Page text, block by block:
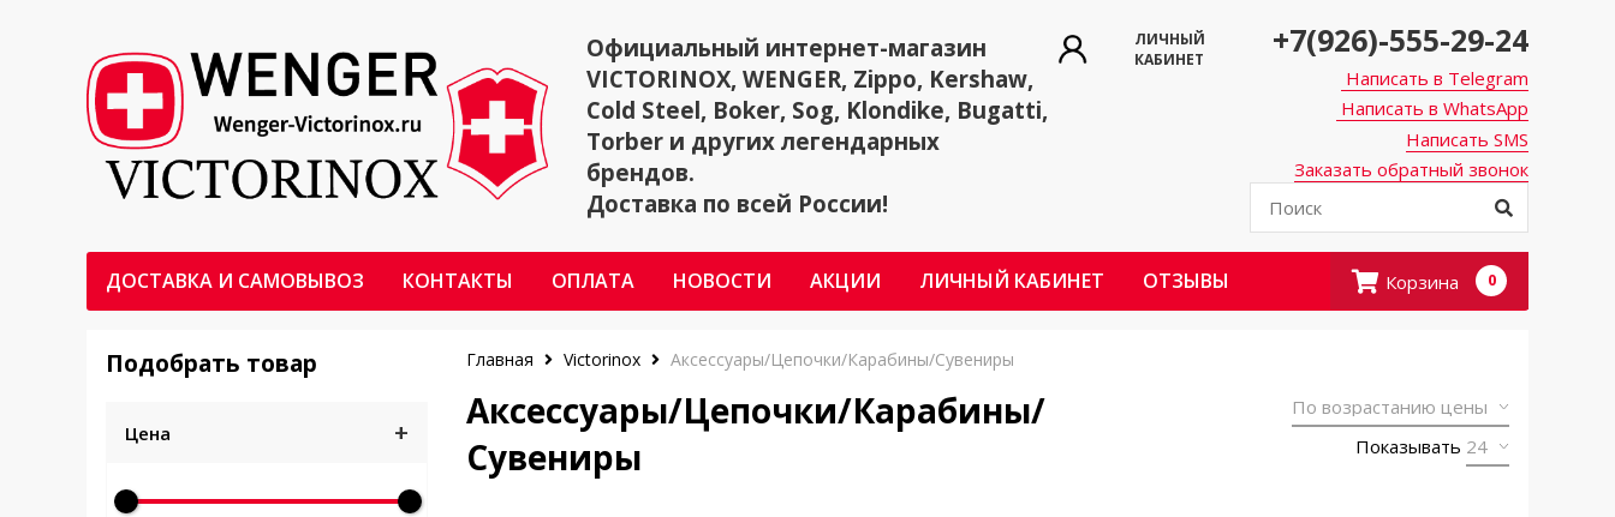
Официальный интернет-магазин
VICTORINOX, WENGER, Zippo, Kershaw,
Cold Steel, Boker, Sog, Klondike, Bugatti,
Torber и других легендарных
брендов.
Доставка по всей России!
ЛИЧНЫЙ
КАБИНЕТ
+7(926)-555-29-24
Написать в Telegram
Написать в WhatsApp
Написать SMS
Заказать обратный звонок
ДОСТАВКА И САМОВЫВОЗ КОНТАКТЫ ОПЛАТА НОВОСТИ АКЦИИ ЛИЧНЫЙ КАБИНЕТ ОТЗЫВЫ Корзина 0
Подобрать товар
Цена +
Главная Victorinox Аксессуары/Цепочки/Карабины/Сувениры
Аксессуары/Цепочки/Карабины/
Сувениры
Показывать